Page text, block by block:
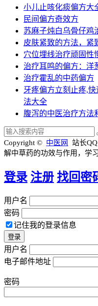
小儿止咳化痰偏方大
民间偏方奇效方
苏麻子炖白乌骨仔鸡
皮肤紧致的方法，紧
穴位埋线治疗顽固性
治疗耳鸣的偏方：洋
治疗霍乱的中药偏方
牙疼偏方立刻止疼,
法大全
腹泻的中医治疗方法
Copyright © 中医网 站长
解中草药的功效与作用，学
登录 注册 找回密
用户名
密码
记住我的登录信息
用户名
电子邮件地址
密码